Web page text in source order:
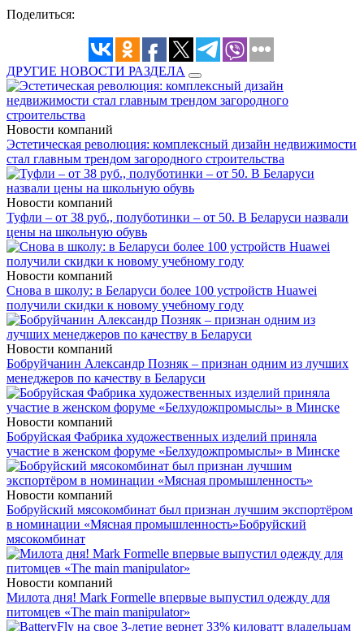
Поделиться:
ДРУГИЕ НОВОСТИ РАЗДЕЛА
Новости компаний
Эстетическая революция: комплексный дизайн недвижимости
стал главным трендом загородного строительства
Новости компаний
Туфли – от 38 руб., полуботинки – от 50. В Беларуси назвали
цены на школьную обувь
Новости компаний
Снова в школу: в Беларуси более 100 устройств Huawei
получили скидки к новому учебному году
Новости компаний
Бобруйчанин Александр Позняк – признан одним из лучших
менеджеров по качеству в Беларуси
Новости компаний
Бобруйская Фабрика художественных изделий приняла
участие в женском форуме «Белхудожпромыслы» в Минске
Новости компаний
Бобруйский мясокомбинат был признан лучшим экспортёром
в номинации «Мясная промышленность»Бобруйский
мясокомбинат
Новости компаний
Милота дня! Mark Formelle впервые выпустил одежду для
питомцев «The main manipulator»